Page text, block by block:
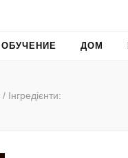
ОБУЧЕНИЕ ДОМ
/ Інгредієнти: